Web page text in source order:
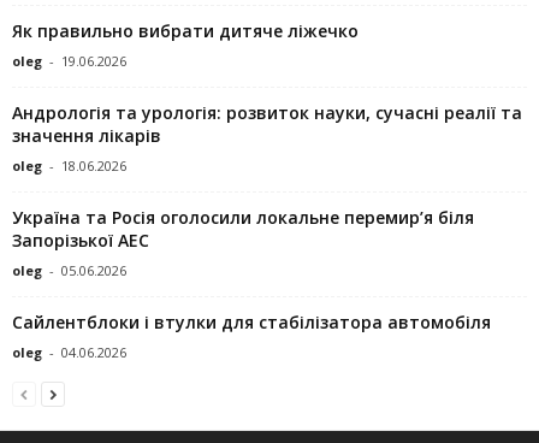
Як правильно вибрати дитяче ліжечко
oleg - 19.06.2026
Андрологія та урологія: розвиток науки, сучасні реалії та
значення лікарів
oleg - 18.06.2026
Україна та Росія оголосили локальне перемир’я біля
Запорізької АЕС
oleg - 05.06.2026
Сайлентблоки і втулки для стабілізатора автомобіля
oleg - 04.06.2026